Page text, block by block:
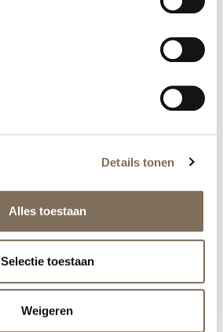
Details tonen
Alles toestaan
Selectie toestaan
Weigeren